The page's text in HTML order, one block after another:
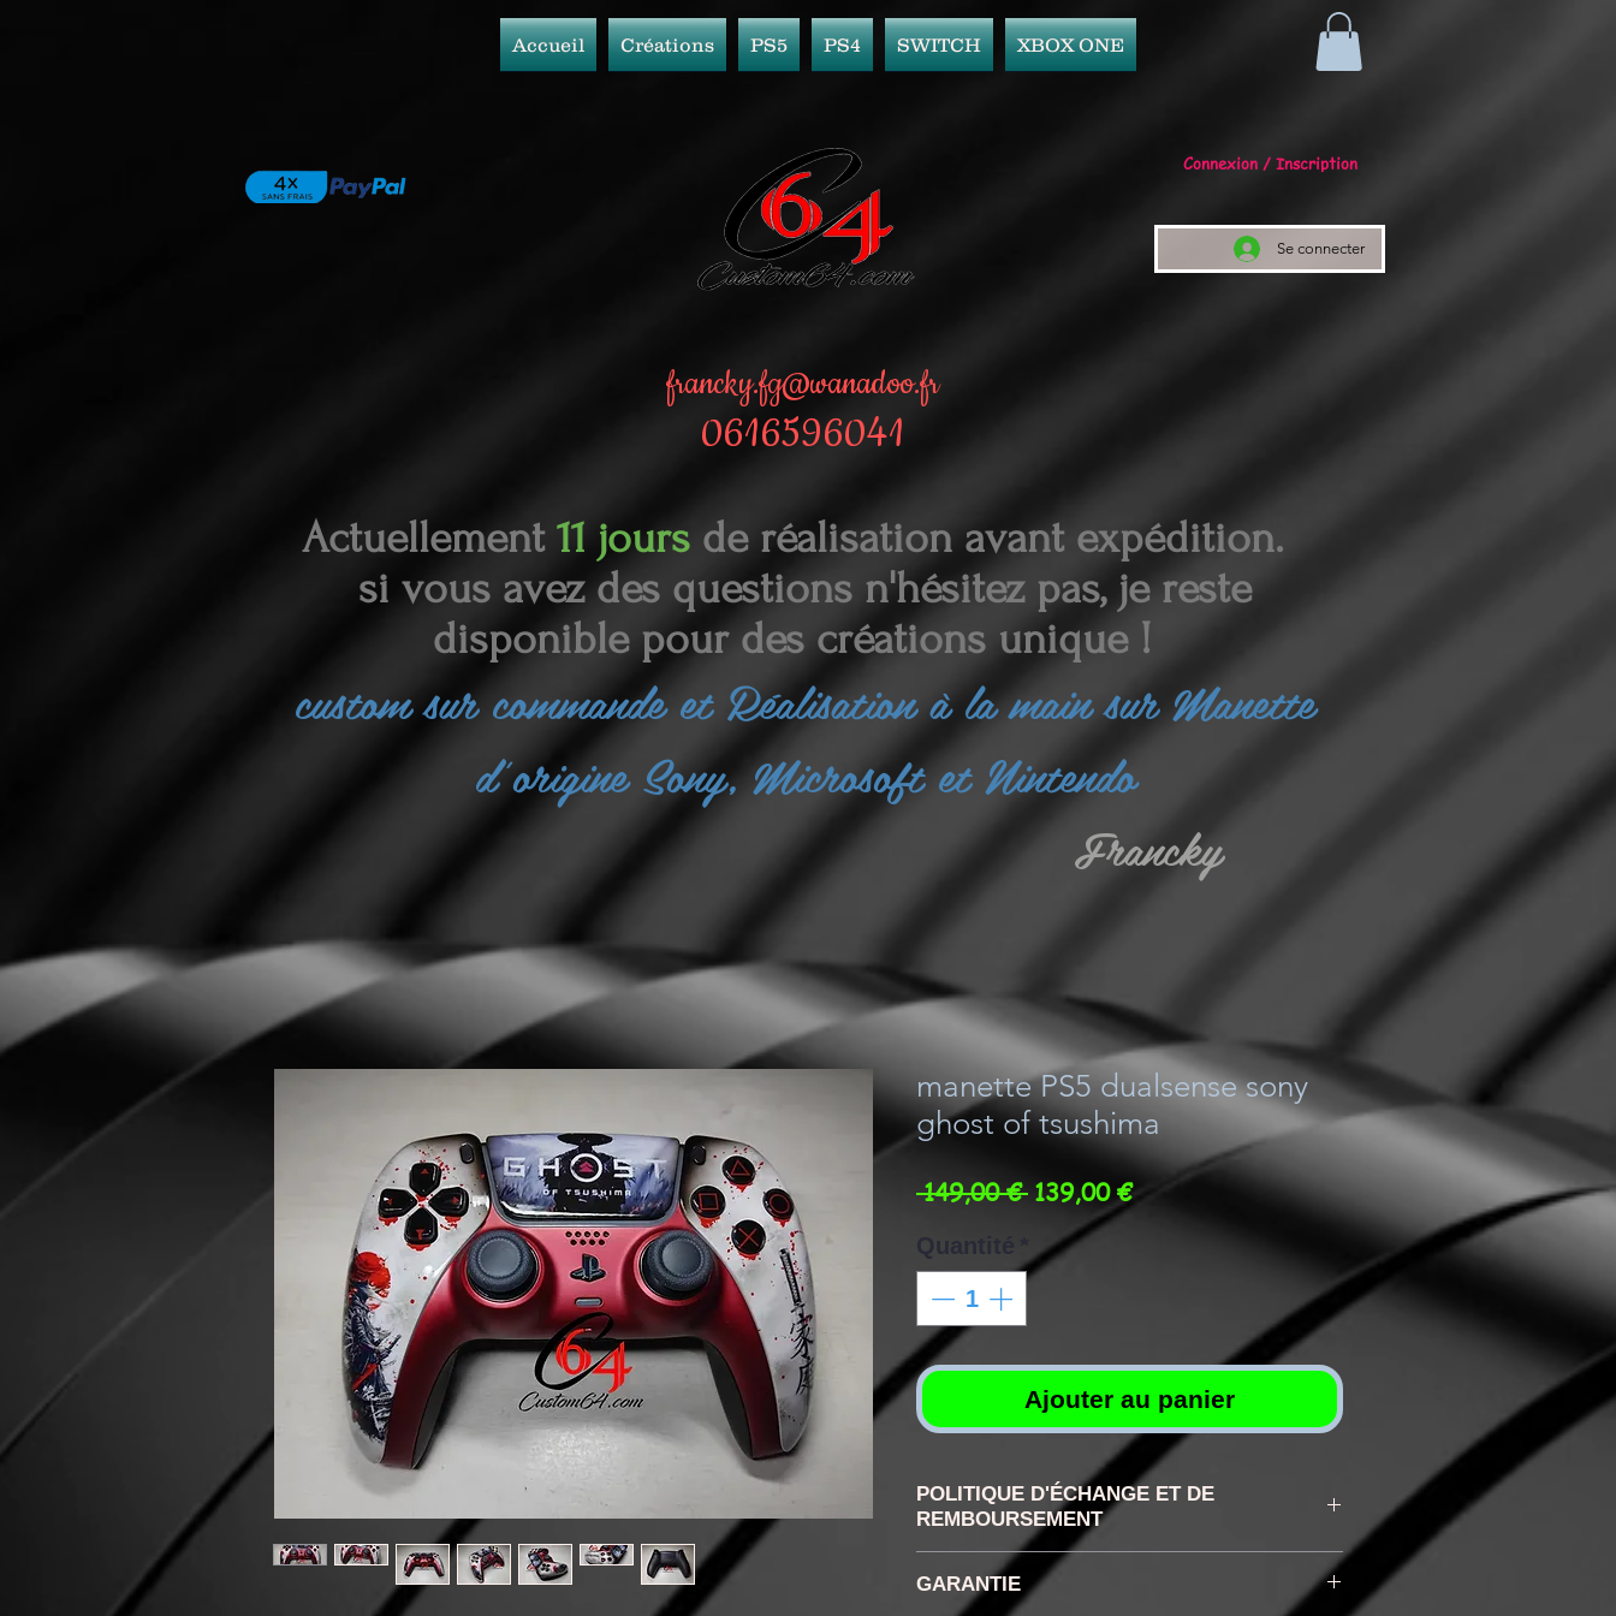
Accueil Créations PS5 PS4 SWITCH XBOX ONE
Connexion / Inscription
Se connecter
francky.fg@wanadoo.fr
0616596041
Actuellement 11 joursde réalisation avant expédition.
si vous avez des questions n'hésitez pas, je reste
disponible pour des créations unique !
custom sur commande etRéalisation à la main sur Manette
d'origine Sony, Microsoft et Nintendo
Francky
manette PS5 dualsense sony
ghost of tsushima
149,00 € Prix
original
139,00 €Prix
Quantité
Ajouter au panier
POLITIQUE D'ÉCHANGE ET DE
REMBOURSEMENT
RETRACTATION ET RETOUR : Vous
disposez conformément à la loi d'un droit
GARANTIE